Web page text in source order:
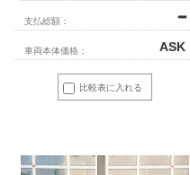
比較表に入れる
支払総額： ━
車両本体価格： ASK